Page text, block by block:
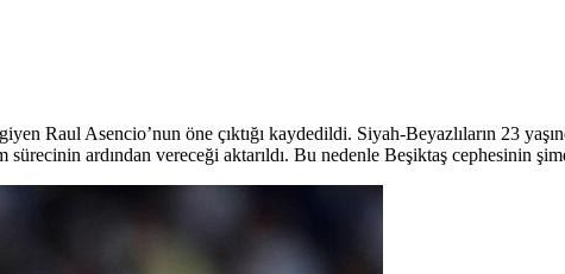
Raul Asencio’nun öne çıktığı kaydedildi. Siyah-Beyazlıların 23
ardından vereceği aktarıldı. Bu nedenle Beşiktaş cephesinin